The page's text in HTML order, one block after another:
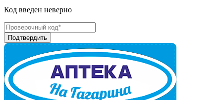
Код введен неверно